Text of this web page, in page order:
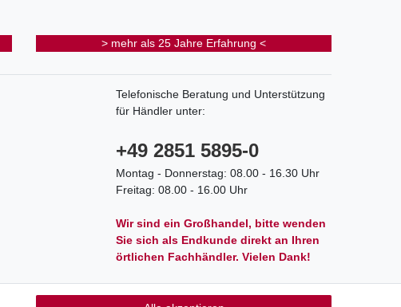
> mehr als 25 Jahre Erfahrung <
Telefonische Beratung und Unterstützung
für Händler unter:
+49 2851 5895-0
Montag - Donnerstag: 08.00 - 16.30 Uhr
Freitag: 08.00 - 16.00 Uhr
Wir sind ein Großhandel, bitte wenden
Sie sich als Endkunde direkt an Ihren
örtlichen Fachhändler. Vielen Dank!